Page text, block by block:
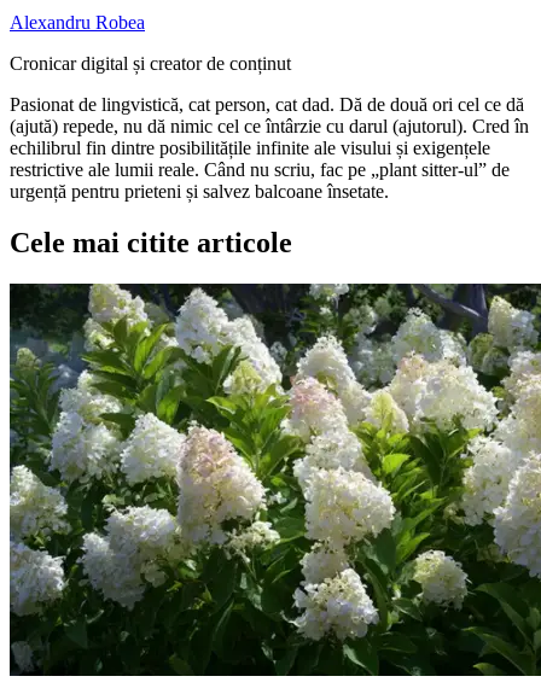
Alexandru Robea
Cronicar digital și creator de conținut
Pasionat de lingvistică, cat person, cat dad. Dă de două ori cel ce dă
(ajută) repede, nu dă nimic cel ce întârzie cu darul (ajutorul). Cred în
echilibrul fin dintre posibilitățile infinite ale visului și exigențele
restrictive ale lumii reale. Când nu scriu, fac pe „plant sitter-ul” de
urgență pentru prieteni și salvez balcoane însetate.
Cele mai citite articole